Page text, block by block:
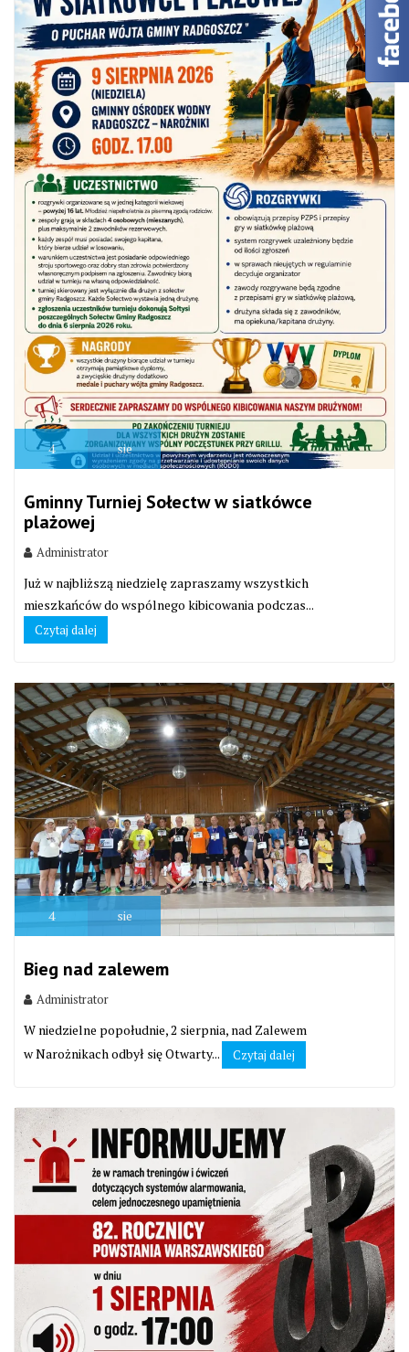
4 sie
Gminny Turniej Sołectw w siatkówce
plażowej
Administrator
Już w najbliższą niedzielę zapraszamy wszystkich
mieszkańców do wspólnego kibicowania podczas...
Czytaj dalej
4 sie
Bieg nad zalewem
Administrator
W niedzielne popołudnie, 2 sierpnia, nad Zalewem
w Narożnikach odbył się Otwarty...
Czytaj dalej